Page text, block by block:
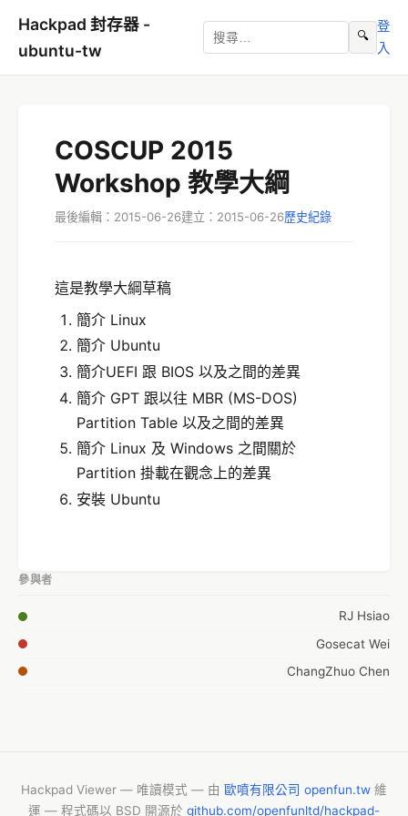
Hackpad 封存器 -
ubuntu-tw
🔍
登
入
COSCUP 2015
Workshop 教學大綱
最後編輯：2015-06-26建立：2015-06-26歷史紀錄
這是教學大綱草稿
簡介 Linux
簡介 Ubuntu
簡介UEFI 跟 BIOS 以及之間的差異
簡介 GPT 跟以往 MBR (MS-DOS)
Partition Table 以及之間的差異
簡介 Linux 及 Windows 之間關於
Partition 掛載在觀念上的差異
安裝 Ubuntu
參與者
RJ Hsiao
Gosecat Wei
ChangZhuo Chen
Hackpad Viewer — 唯讀模式 — 由 歐噴有限公司 openfun.tw 維
運 — 程式碼以 BSD 開源於 github.com/openfunltd/hackpad-